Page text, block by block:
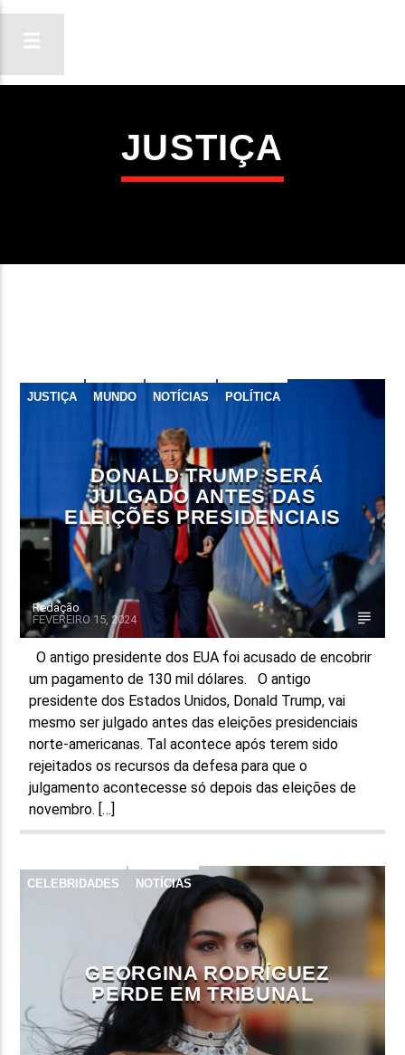
ON FM
LIGA-TE
FAIXA ATUAL
TÍTULO
ON FM
JUSTIÇA
JUSTIÇA MUNDO NOTÍCIAS POLÍTICA
DONALD TRUMP SERÁ
JULGADO ANTES DAS
ELEIÇÕES PRESIDENCIAIS
Redação
FEVEREIRO 15, 2024
O antigo presidente dos EUA foi acusado de encobrir
um pagamento de 130 mil dólares. O antigo
presidente dos Estados Unidos, Donald Trump, vai
mesmo ser julgado antes das eleições presidenciais
norte-americanas. Tal acontece após terem sido
rejeitados os recursos da defesa para que o
julgamento acontecesse só depois das eleições de
novembro. […]
CELEBRIDADES NOTÍCIAS
GEORGINA RODRÍGUEZ
PERDE EM TRIBUNAL